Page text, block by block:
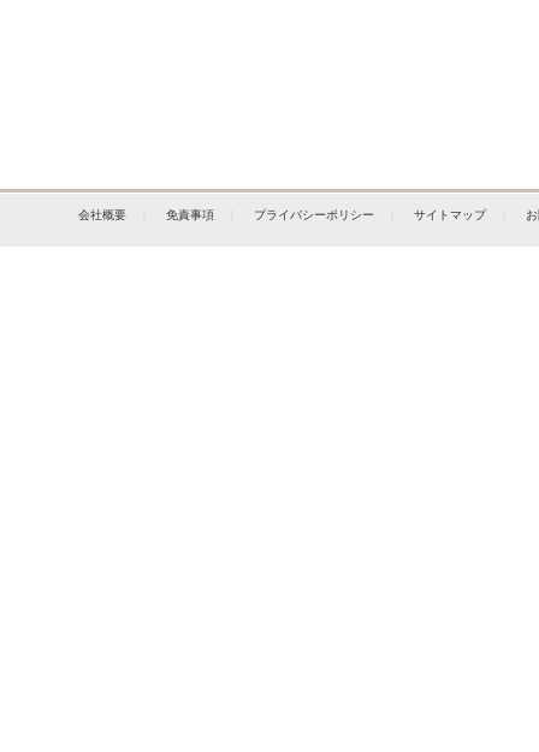
会社概要 免責事項 プライバシーポリシー サイトマップ｜